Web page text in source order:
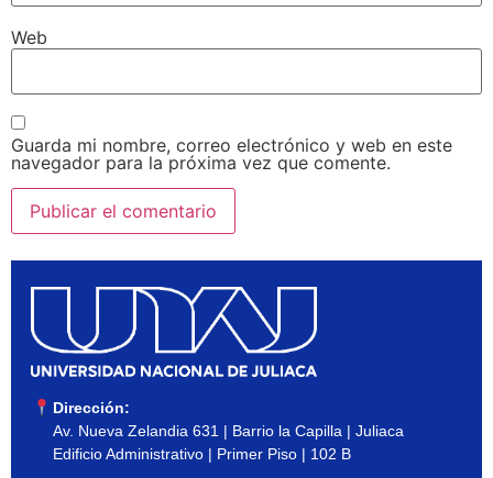
Web
Guarda mi nombre, correo electrónico y web en este
navegador para la próxima vez que comente.
Dirección:
Av. Nueva Zelandia 631 | Barrio la Capilla | Juliaca
Edificio Administrativo | Primer Piso | 102 B